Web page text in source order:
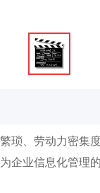
琐、劳动力密集
企业信息化管理的